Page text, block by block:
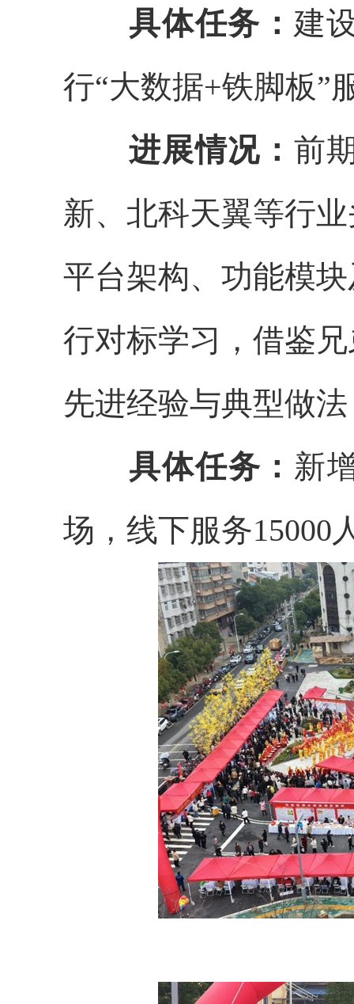
具体任务： 建
行“大数据+铁脚板”
进展情况： 前
新、北科天翼等行
平台架构、功能模
行对标学习，借鉴
先进经验与典型做
具体任务： 新
场，线下服务15000